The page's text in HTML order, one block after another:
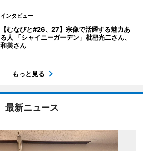
インタビュー
【むなびと#26、27】宗像で活躍する魅力あ
る人 「シャイニーガーデン」枇杷光二さん、
和美さん
もっと見る
最新ニュース